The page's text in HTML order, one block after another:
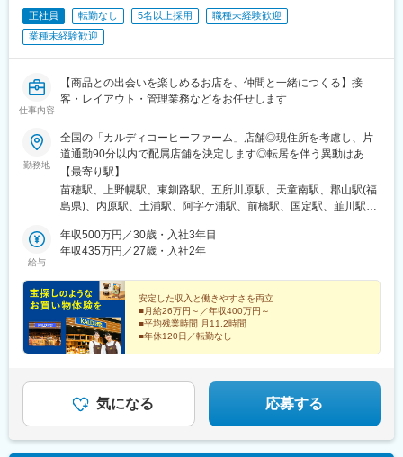
正社員 転勤なし 5名以上採用
職種未経験歓迎
業種未経験歓迎
仕事内容
【商品との出会いを楽しめるお店を、仲間と一緒につくる】接
客・レイアウト・管理業務などをお任せします
勤務地
全国の「カルディコーヒーファーム」店舗◎現住所を考慮し、片
道通勤90分以内で配属店舗を決定します◎転居を伴う異動はあり
ません（本人希望除く）【新規オープン／オープン予定】・埼玉
／イオンレイクタウンkaze店（6/11）・山口／おのだサンパーク
店（9月中旬）・福島／イオンモール伊達店（11月下旬）・福井
店(仮)（12月予定）【募集中エリア】北海道、青森、山形、福島
茨城、群馬、埼玉、千葉、東京、神奈川岐阜、静岡、愛知、三重
知福岡、長崎、熊本、沖縄【積極採用エリア】青森（五所川原
市）福島（郡山市、伊達市）埼玉（さいたま市、越谷市、三郷
市、川越市、川口市、戸田市）東京（23区、多摩地域）神奈川
（川崎市）富山（高岡市、富山市）石川（金沢市、かほく市、小
松市、白山市）福井（福井市）長野（上田市、佐久市）三重（津
（新居浜市、伊予郡）山口（下関市）、高知（高知市）
【最寄り駅】
苗穂駅、上野幌駅、東釧路駅、五所川原駅、天童南駅、郡山駅(福
島県)、内原駅、土浦駅、阿字ケ浦駅、前橋駅、国定駅、韮川駅、
川越駅、蕨駅、鳩ケ谷駅、川口駅、越谷レイクタウン駅、北戸田
駅、戸田公園駅、和光市駅、新三郷駅、成田駅、新橋駅、新宿
駅、武蔵小山駅、大井町駅、目黒駅、自由が丘駅、蒲田駅、代々
木上原駅、渋谷駅、池袋駅、赤羽駅、練馬駅、北千住駅、立川
駅、吉祥寺駅、国分寺駅、国立駅、武蔵砂川駅、聖蹟桜ケ丘駅、
センター南駅、武蔵小杉駅、川崎駅、武蔵溝ノ口駅、大船駅、辻
堂駅、藤沢駅、鴨宮駅、小田原駅、速星駅、新高岡駅、金沢駅、
松本駅、上田駅、岡谷駅、佐久平駅、美濃青柳駅、大垣駅、舞阪
駅、自動車学校前駅、片浜駅、島田駅(静岡県)、磐田駅、鶴舞駅、
六名駅、八幡駅(愛知県)、春日井駅(名鉄線)、南が丘駅、泊駅(三重
給与
年収500万円／30歳・入社3年目
年収435万円／27歳・入社2年
安定した収入と働きやすさを両立
■月給26万円～／年収400万円～
■平均残業時間 月11.2時間
■年休120日／転勤なし
気になる 応募する